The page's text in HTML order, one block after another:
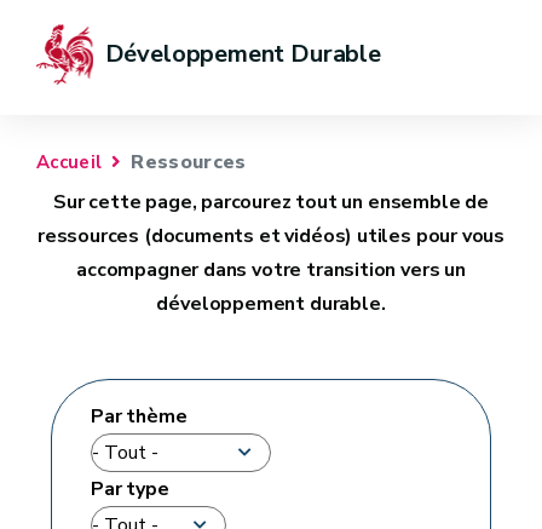
Développement Durable
Accueil
Ressources
Sur cette page, parcourez tout un ensemble de
ressources (documents et vidéos) utiles pour vous
accompagner dans votre transition vers un
développement durable.
Par thème
Par type